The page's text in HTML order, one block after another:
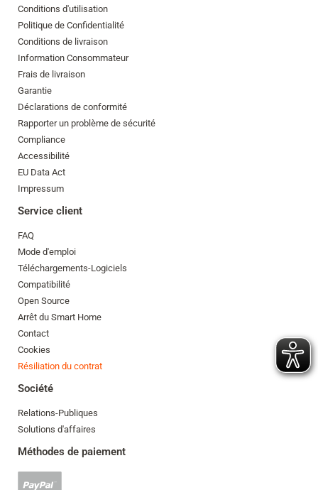
Conditions d'utilisation
Politique de Confidentialité
Conditions de livraison
Information Consommateur
Frais de livraison
Garantie
Déclarations de conformité
Rapporter un problème de sécurité
Compliance
Accessibilité
EU Data Act
Impressum
Service client
FAQ
Mode d'emploi
Téléchargements-Logiciels
Compatibilité
Open Source
Arrêt du Smart Home
Contact
Cookies
Résiliation du contrat
Société
Relations-Publiques
Solutions d'affaires
Méthodes de paiement